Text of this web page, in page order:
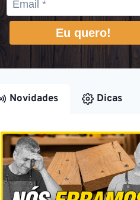
Eu quero!
Novidades Dicas